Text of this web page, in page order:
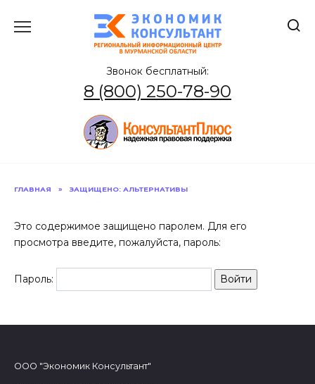
содержанию
Звонок бесплатный:
8 (800) 250-78-90
ГЛАВНАЯ » ЗАЩИЩЕНО: АЛЬТЕРНАТИВЫ
Это содержимое защищено паролем. Для его
просмотра введите, пожалуйста, пароль:
Пароль:
ООО "Экономик Консультант"